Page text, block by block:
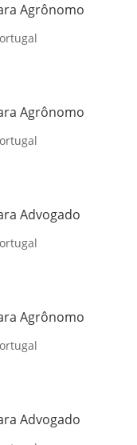
Agrônomo
Agrônomo
Advogado
Agrônomo
Advogado